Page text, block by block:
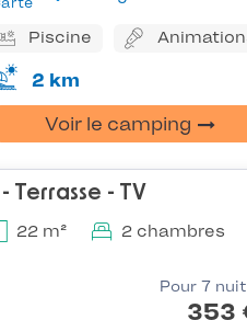
Piscine
2 km
Voir le camping
Terrasse - TV
22 m² 2 chambres
Pour 7
353